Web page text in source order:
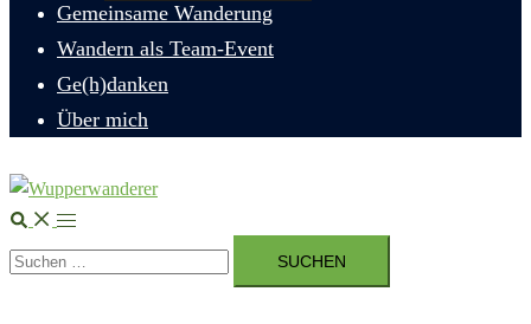
Gemeinsame Wanderung
Wandern als Team-Event
Ge(h)danken
Über mich
Suche Menü
umschalten
Suchen
nach: